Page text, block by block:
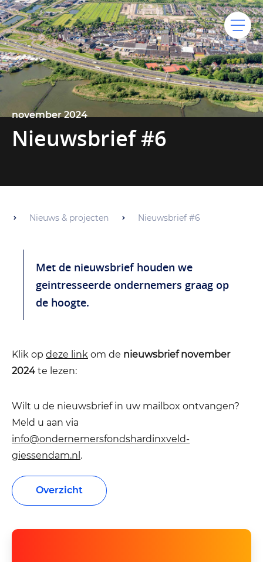
november 2024
Nieuwsbrief #6
Nieuws & projecten Nieuwsbrief #6
Met de nieuwsbrief houden we
geintresseerde ondernemers graag op
de hoogte.
Klik op deze link om de nieuwsbrief november
2024 te lezen:
Wilt u de nieuwsbrief in uw mailbox ontvangen?
Meld u aan via
info@ondernemersfondshardinxveld-
giessendam.nl .
Overzicht